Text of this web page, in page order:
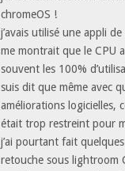
pour apple il me semble)
pouvoir brancher un
clavier et une souris sur
Et pourquoi ma vieille
faire un peu de jeu !?
chromeOS ne cesse
très bonne direction (en
besoins)
j’ai donc arrêté mon